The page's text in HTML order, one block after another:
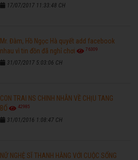
17/07/2017 11:33:48 CH
Mr. Đàm, Hồ Ngọc Hà quyết add facebook
nhau vì tin đồn đã nghỉ chơi
76309
31/07/2017 5:03:06 CH
CON TRAI NS CHINH NHẪN VỀ CHỊU TANG
BỐ
42985
31/01/2016 1:08:47 CH
NỮ NGHỆ SĨ THANH HẰNG VỚI CUỘC SỐNG